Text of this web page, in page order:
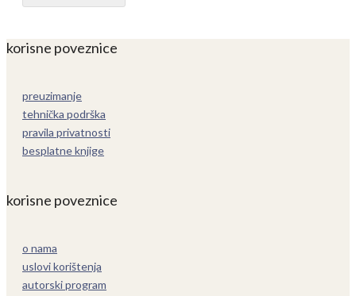
korisne poveznice
preuzimanje
tehnička podrška
pravila privatnosti
besplatne knjige
korisne poveznice
o nama
uslovi korištenja
autorski program